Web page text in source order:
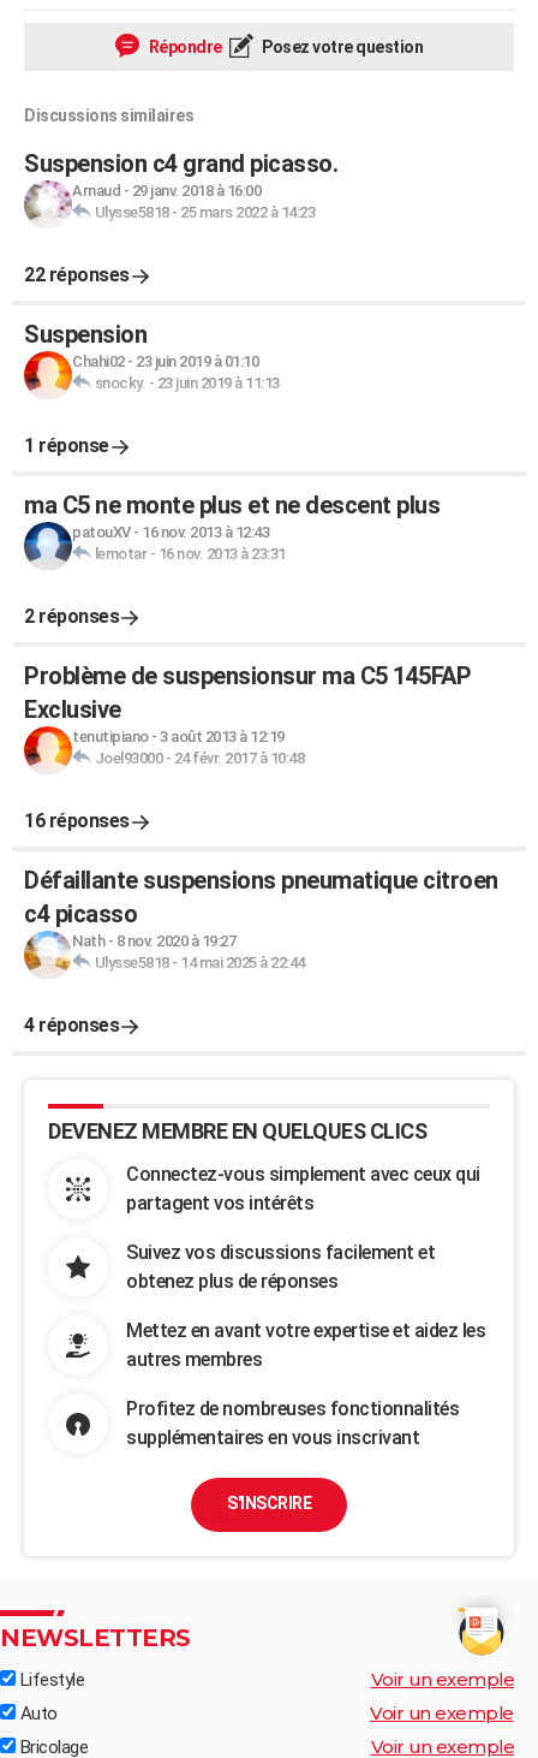
Répondre Posez votre question
Discussions similaires
Suspension c4 grand picasso.
Arnaud - 29 janv. 2018 à 16:00
Ulysse5818- 25 mars 2022 à 14:23
22 réponses
Suspension
Chahi02- 23 juin 2019 à 01:10
snocky. - 23 juin 2019 à 11:13
1 réponse
ma C5 ne monte plus et ne descent plus
patouXV- 16 nov. 2013 à 12:43
lemotar- 16 nov. 2013 à 23:31
2 réponses
Problème de suspensionsur ma C5 145FAP
Exclusive
tenutipiano- 3 août 2013 à 12:19
Joel93000- 24 févr. 2017 à 10:48
16 réponses
Défaillante suspensions pneumatique citroen
c4 picasso
Nath- 8 nov. 2020 à 19:27
Ulysse5818- 14 mai 2025 à 22:44
4 réponses
DEVENEZ MEMBRE EN QUELQUES CLICS
Connectez-vous simplement avec ceux qui
partagent vos intérêts
Suivez vos discussions facilement et
obtenez plus de réponses
Mettez en avant votre expertise et aidez les
autres membres
Profitez de nombreuses fonctionnalités
supplémentaires en vous inscrivant
S'INSCRIRE
NEWSLETTERS
Lifestyle Voir un exemple
Auto Voir un exemple
Bricolage Voir un exemple